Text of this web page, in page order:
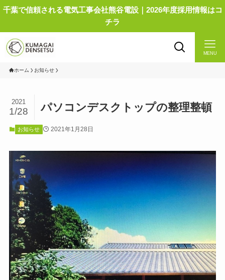
千葉で信頼される電気工事会社熊谷電設｜2026年度採用情報はコ
チラ
MENU
ホーム お知らせ
パソコンデスクトップの整理整頓
2021
1/28
お知らせ 2021年1月28日